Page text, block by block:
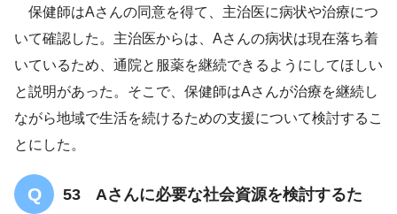
保健師はAさんの同意を得て、主治医に病状や治療につ
いて確認した。主治医からは、Aさんの病状は現在落ち着
いているため、通院と服薬を継続できるようにしてほしい
と説明があった。そこで、保健師はAさんが治療を継続し
ながら地域で生活を続けるための支援について検討するこ
とにした。
53 Aさんに必要な社会資源を検討するた